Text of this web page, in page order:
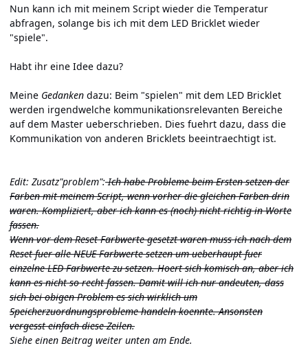
Nun kann ich mit meinem Script wieder die Temperatur
abfragen, solange bis ich mit dem LED Bricklet wieder
"spiele".
Habt ihr eine Idee dazu?
Meine Gedanken dazu: Beim "spielen" mit dem LED Bricklet
werden irgendwelche kommunikationsrelevanten Bereiche
auf dem Master ueberschrieben. Dies fuehrt dazu, dass die
Kommunikation von anderen Bricklets beeintraechtigt ist.
Edit: Zusatz"problem":Ich habe Probleme beim Ersten setzen der
Farben mit meinem Script, wenn vorher die gleichen Farben drin
waren. Kompliziert, aber ich kann es (noch) nicht richtig in Worte
fassen.
Wenn vor dem Reset Farbwerte gesetzt waren muss ich nach dem
Reset fuer alle NEUE Farbwerte setzen um ueberhaupt fuer
einzelne LED Farbwerte zu setzen. Hoert sich komisch an, aber ich
kann es nicht so recht fassen. Damit will ich nur andeuten, dass
sich bei obigen Problem es sich wirklich um
Speicherzuordnungsprobleme handeln koennte. Ansonsten
vergesst einfach diese Zeilen.
Siehe einen Beitrag weiter unten am Ende.